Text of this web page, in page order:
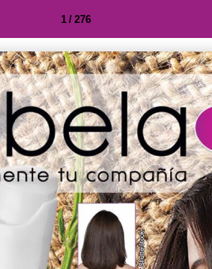
1 / 276